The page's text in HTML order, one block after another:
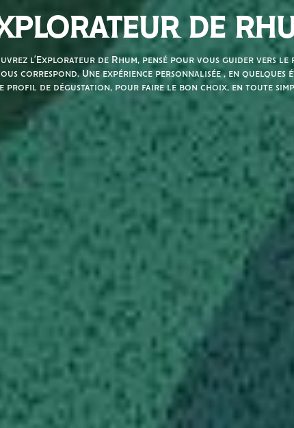
DE
l’Explorateur de Rhum, pensé pour vous guider vers
correspond. Une expérience personnalisée , en quelques
profil de dégustation, pour faire le bon choix, en toute